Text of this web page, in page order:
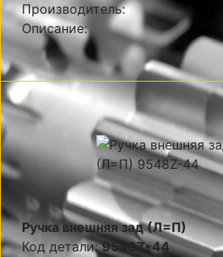
Производитель:
Описание:
Ручка внешняя зад (Л=П)
Код детали:9548Z-44